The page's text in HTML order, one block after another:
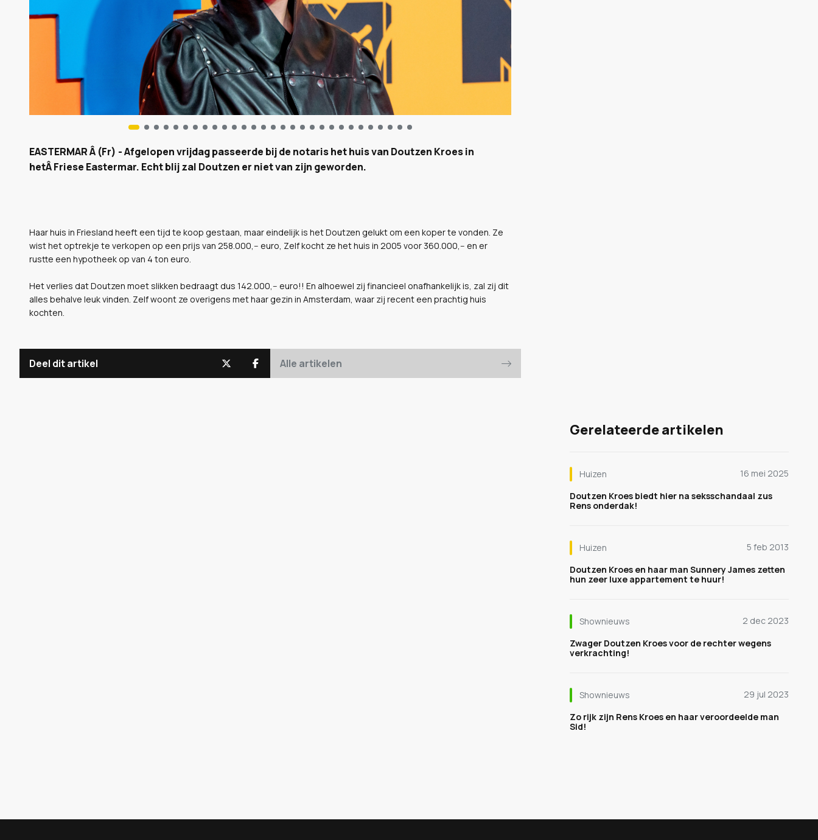
EASTERMAR Â (Fr) - Afgelopen vrijdag passeerde bij de notaris het huis van Doutzen Kroes in
hetÂ Friese Eastermar. Echt blij zal Doutzen er niet van zijn geworden.
Haar huis in Friesland heeft een tijd te koop gestaan, maar eindelijk is het Doutzen gelukt om een koper te vonden. Ze
wist het optrekje te verkopen op een prijs van 258.000,-- euro, Zelf kocht ze het huis in 2005 voor 360.000,-- en er
rustte een hypotheek op van 4 ton euro.
Het verlies dat Doutzen moet slikken bedraagt dus 142.000,-- euro!! En alhoewel zij financieel onafhankelijk is, zal zij dit
alles behalve leuk vinden. Zelf woont ze overigens met haar gezin in Amsterdam, waar zij recent een prachtig huis
kochten.
Deel dit artikel Alle artikelen
Gerelateerde artikelen
Huizen
16 mei 2025
Doutzen Kroes biedt hier na seksschandaal zus
Rens onderdak!
Huizen
5 feb 2013
Doutzen Kroes en haar man Sunnery James zetten
hun zeer luxe appartement te huur!
Shownieuws
2 dec 2023
Zwager Doutzen Kroes voor de rechter wegens
verkrachting!
Shownieuws
29 jul 2023
Zo rijk zijn Rens Kroes en haar veroordeelde man
Sid!